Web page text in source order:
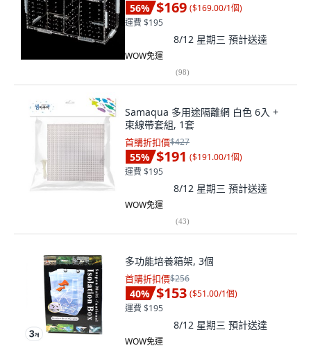
56% $169 ($169.00/1個)
運費 $195
8/12 星期三 預計送達
WOW免運
(98)
Samaqua 多用途隔離網 白色 6入 +
束線帶套組, 1套
首購折扣價$427
55% $191 ($191.00/1個)
運費 $195
8/12 星期三 預計送達
WOW免運
(43)
多功能培養箱架, 3個
首購折扣價$256
40% $153 ($51.00/1個)
運費 $195
8/12 星期三 預計送達
WOW免運